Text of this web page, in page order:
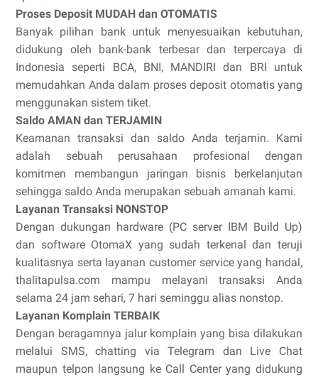
Proses Deposit MUDAH dan OTOMATIS
Banyak pilihan bank untuk menyesuaikan kebutuhan,
didukung oleh bank-bank terbesar dan terpercaya di
Indonesia seperti BCA, BNI, MANDIRI dan BRI untuk
memudahkan Anda dalam proses deposit otomatis yang
menggunakan sistem tiket.
Saldo AMAN dan TERJAMIN
Keamanan transaksi dan saldo Anda terjamin. Kami
adalah sebuah perusahaan profesional dengan
komitmen membangun jaringan bisnis berkelanjutan
sehingga saldo Anda merupakan sebuah amanah kami.
Layanan Transaksi NONSTOP
Dengan dukungan hardware (PC server IBM Build Up)
dan software OtomaX yang sudah terkenal dan teruji
kualitasnya serta layanan customer service yang handal,
thalitapulsa.com mampu melayani transaksi Anda
selama 24 jam sehari, 7 hari seminggu alias nonstop.
Layanan Komplain TERBAIK
Dengan beragamnya jalur komplain yang bisa dilakukan
melalui SMS, chatting via Telegram dan Live Chat
maupun telpon langsung ke Call Center yang didukung